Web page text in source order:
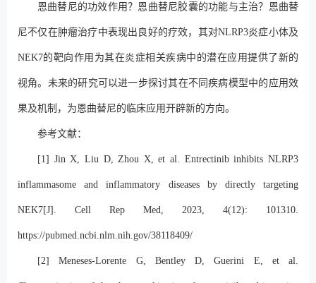
恩曲替尼的功效作用？恩曲替尼胶囊的功能与主治？恩曲替
尼不仅在肿瘤治疗中表现出良好的疗效，其对NLRP3炎症小体及
NEK7的靶向作用为其在炎症相关疾病中的潜在应用提供了新的
视角。未来的研究可以进一步探讨其在不同疾病模型中的应用效
果及机制，为恩曲替尼的临床应用开辟新的方向。
参考文献：
[1] Jin X, Liu D, Zhou X, et al. Entrectinib inhibits NLRP3
inflammasome and inflammatory diseases by directly targeting
NEK7[J]. Cell Rep Med, 2023, 4(12): 101310.
https://pubmed.ncbi.nlm.nih.gov/38118409/
[2] Meneses-Lorente G, Bentley D, Guerini E, et al.